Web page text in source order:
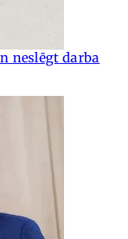
neslēgt darba